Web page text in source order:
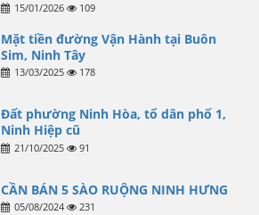
15/01/2026 109
Mặt tiền đường Vận Hành tại Buôn
Sim, Ninh Tây
13/03/2025 178
Đất phường Ninh Hòa, tổ dân phố 1,
Ninh Hiệp cũ
21/10/2025 91
CẦN BÁN 5 SÀO RUỘNG NINH HƯNG
05/08/2024 231